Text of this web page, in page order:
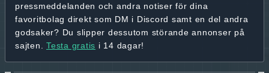
pressmeddelanden och andra notiser för dina
favoritbolag direkt som DM i Discord samt en del andra
godsaker? Du slipper dessutom störande annonser på
sajten. Testa gratis i 14 dagar!